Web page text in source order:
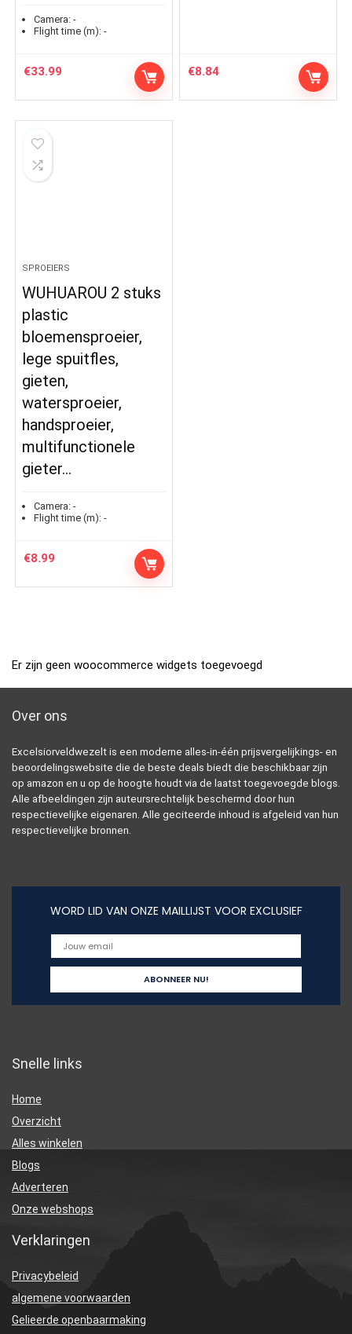
Camera: -
Flight time (m): -
€33.99 €8.84
SPROEIERS
WUHUAROU 2 stuks
plastic
bloemensproeier,
lege spuitfles,
gieten,
watersproeier,
handsproeier,
multifunctionele
gieter…
Camera: -
Flight time (m): -
€8.99
Er zijn geen woocommerce widgets toegevoegd
Over ons
Excelsiorveldwezelt is een moderne alles-in-één prijsvergelijkings- en
beoordelingswebsite die de beste deals biedt die beschikbaar zijn
op amazon en u op de hoogte houdt via de laatst toegevoegde blogs.
Alle afbeeldingen zijn auteursrechtelijk beschermd door hun
respectievelijke eigenaren. Alle geciteerde inhoud is afgeleid van hun
respectievelijke bronnen.
WORD LID VAN ONZE MAILLIJST VOOR EXCLUSIEF
Snelle links
Home
Overzicht
Alles winkelen
Blogs
Adverteren
Onze webshops
Verklaringen
Privacybeleid
algemene voorwaarden
Gelieerde openbaarmaking